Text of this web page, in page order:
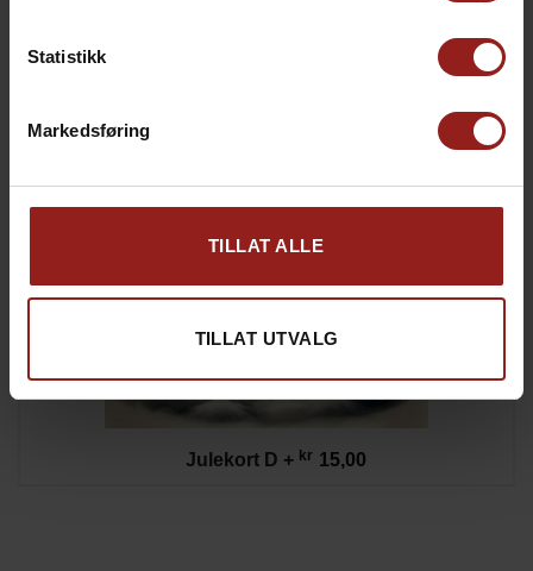
Statistikk
Markedsføring
TILLAT ALLE
TILLAT UTVALG
Julekort D + kr 15,00